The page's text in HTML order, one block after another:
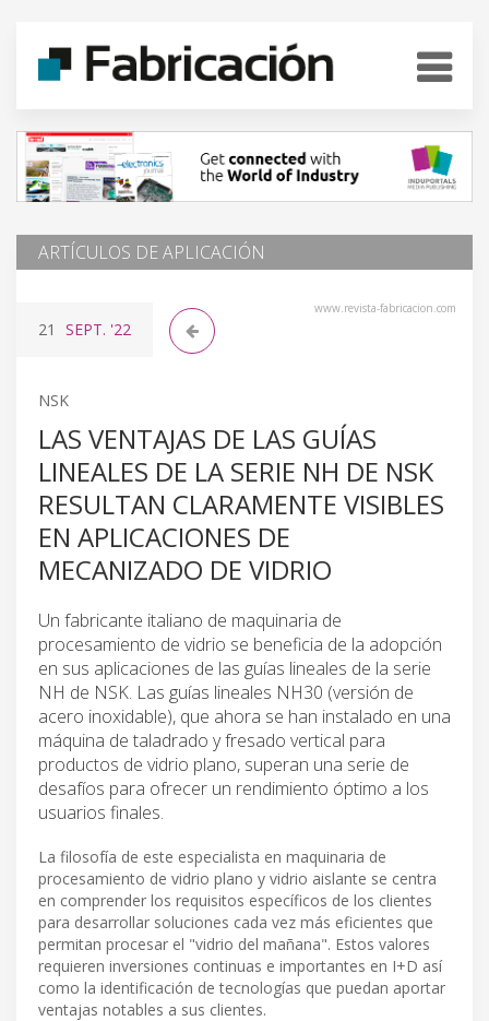
ARTÍCULOS DE APLICACIÓN
www.revista-fabricacion.com
21 SEPT. '22
NSK
LAS VENTAJAS DE LAS GUÍAS
LINEALES DE LA SERIE NH DE NSK
RESULTAN CLARAMENTE VISIBLES
EN APLICACIONES DE
MECANIZADO DE VIDRIO
Un fabricante italiano de maquinaria de
procesamiento de vidrio se beneficia de la adopción
en sus aplicaciones de las guías lineales de la serie
NH de NSK. Las guías lineales NH30 (versión de
acero inoxidable), que ahora se han instalado en una
máquina de taladrado y fresado vertical para
productos de vidrio plano, superan una serie de
desafíos para ofrecer un rendimiento óptimo a los
usuarios finales.
La filosofía de este especialista en maquinaria de
procesamiento de vidrio plano y vidrio aislante se centra
en comprender los requisitos específicos de los clientes
para desarrollar soluciones cada vez más eficientes que
permitan procesar el "vidrio del mañana". Estos valores
requieren inversiones continuas e importantes en I+D así
como la identificación de tecnologías que puedan aportar
ventajas notables a sus clientes.